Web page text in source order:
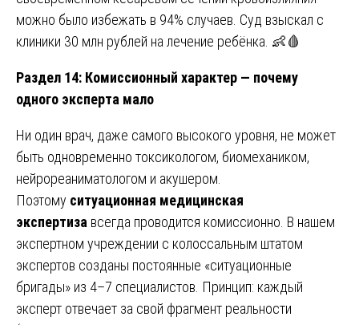
можно было избежать в 94% случаев. Суд взыскал с
клиники 30 млн рублей на лечение ребёнка. 👶🩸
Раздел 14: Комиссионный характер — почему
одного эксперта мало
Ни один врач, даже самого высокого уровня, не может
быть одновременно токсикологом, биомехаником,
нейрореаниматологом и акушером.
Поэтому ситуационная медицинская
экспертиза всегда проводится комиссионно. В нашем
экспертном учреждении с колоссальным штатом
экспертов созданы постоянные «ситуационные
бригады» из 4–7 специалистов. Принцип: каждый
эксперт отвечает за свой фрагмент реальности